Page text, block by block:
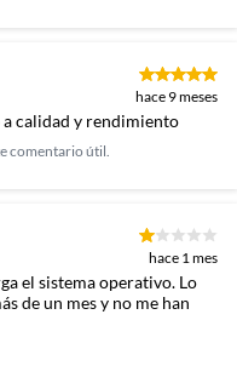
hace 9 meses
calidad y rendimiento
comentario útil.
hace 1 mes